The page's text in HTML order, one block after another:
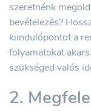
szeretnénk
bevételezés?
kiindulópontot a
folyamatokat
szükséged valós
2.